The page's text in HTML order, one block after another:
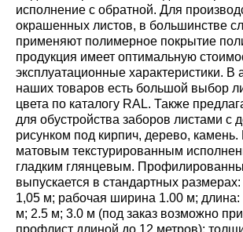
исполнение с обратной. Для
окрашенных листов, в большинстве
применяют полимерное покрытие
продукция имеет оптимальную
эксплуатационные характеристики. В
наших товаров есть большой выбор
цвета по каталогу RAL. Также
для обустройства заборов листами с
рисунком под кирпич, дерево, камень.
матовым текстурированным
гладким глянцевым.
выпускается в стандартных
1,05 м; рабочая ширина 1.00 м;
м; 2.5 м; 3.0 м (под заказ возможно
профлист длиной до 12 метров);